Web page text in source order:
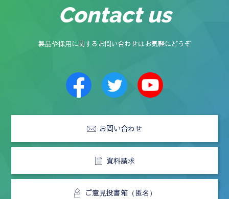
Contact us
製品や採用に関するお問い合わせはお気軽にどうぞ
お問い合わせ
資料請求
ご意見投書箱（匿名）